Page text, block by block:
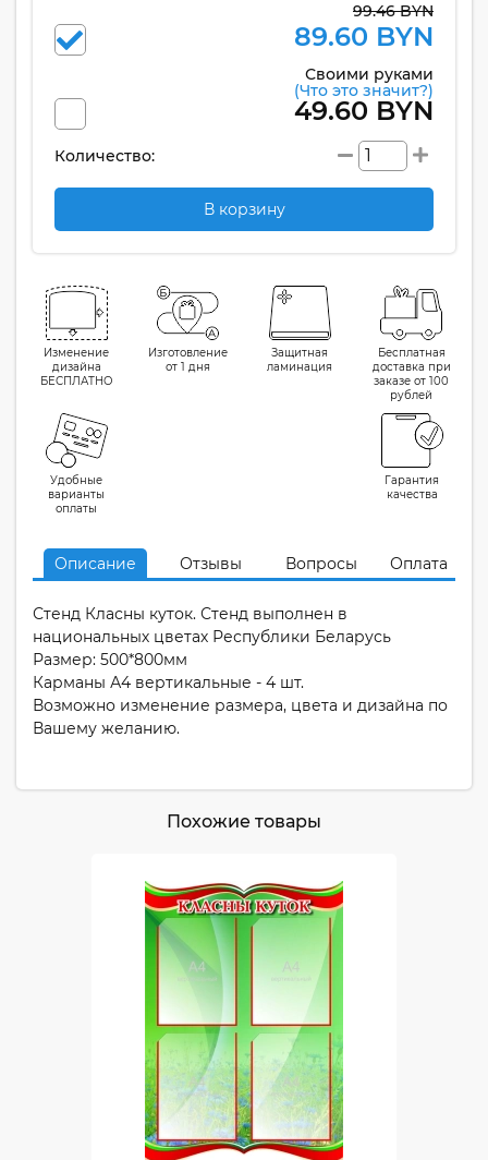
99.46 BYN
89.60 BYN
Своими руками
(Что это значит?)
49.60 BYN
Количество:
В корзину
Изменение
дизайна
БЕСПЛАТНО
Изготовление
от 1 дня
Защитная
ламинация
Бесплатная
доставка при
заказе от 100
рублей
Удобные
варианты
оплаты
Гарантия
качества
Описание Отзывы Вопросы Оплата
Стенд Класны куток. Стенд выполнен в
национальных цветах Республики Беларусь
Размер: 500*800мм
Карманы А4 вертикальные - 4 шт.
Возможно изменение размера, цвета и дизайна по
Вашему желанию.
Похожие товары